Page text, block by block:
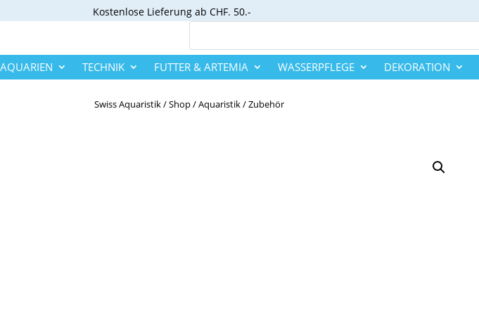
Kostenlose Lieferung ab CHF. 50.-
AQUARIEN TECHNIK FUTTER & ARTEMIA WASSERPFLEGE DEKORATION
Swiss Aquaristik/Shop/Aquaristik/Zubehör